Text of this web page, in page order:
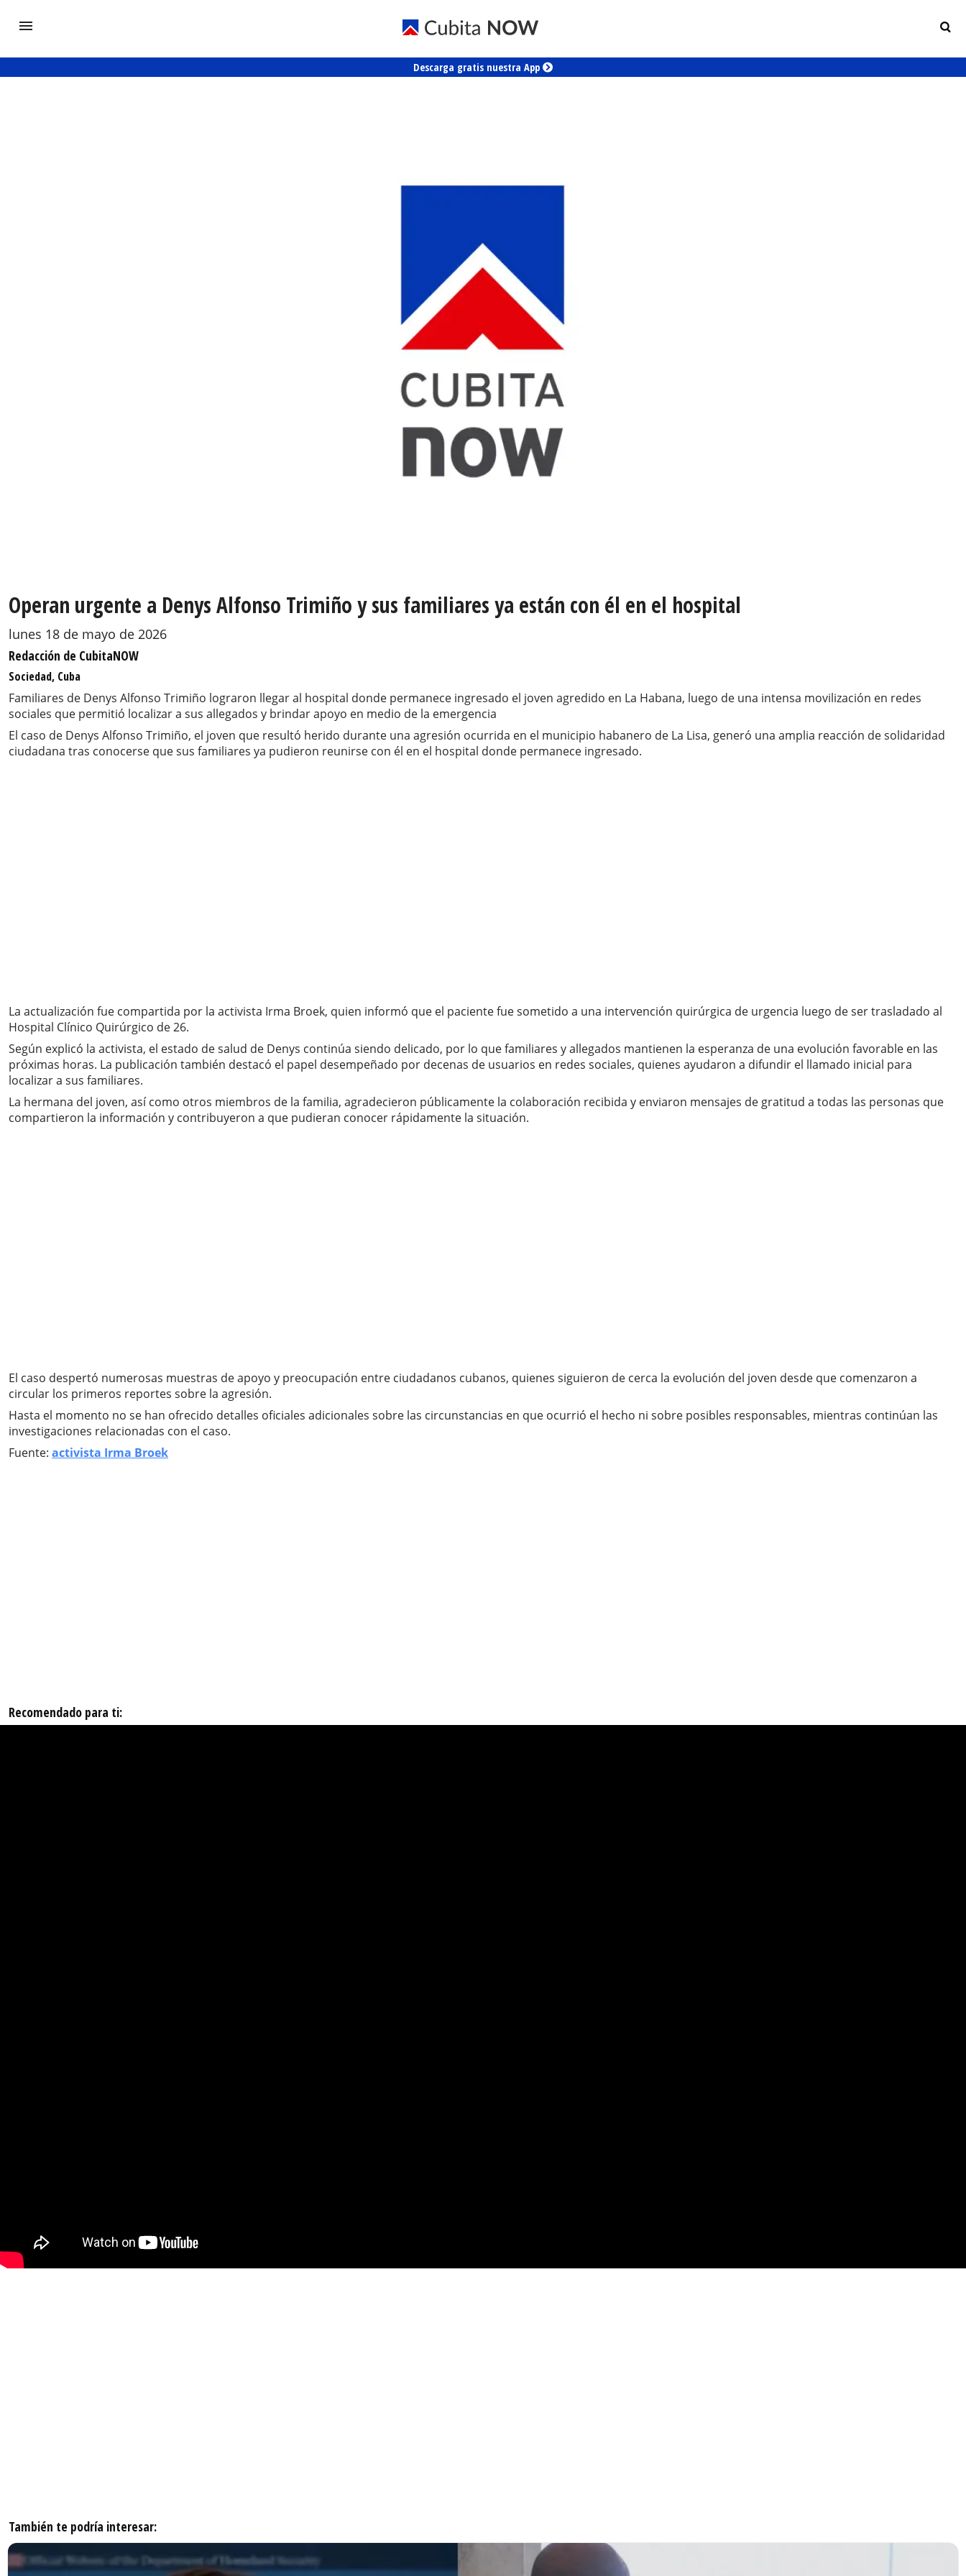
Descarga gratis nuestra App
Operan urgente a Denys Alfonso Trimiño y sus familiares ya están con él en el hospital
lunes 18 de mayo de 2026
Redacción de CubitaNOW
Sociedad, Cuba
Familiares de Denys Alfonso Trimiño lograron llegar al hospital donde permanece ingresado el joven agredido en La Habana, luego de una intensa movilización en redes
sociales que permitió localizar a sus allegados y brindar apoyo en medio de la emergencia
El caso de Denys Alfonso Trimiño, el joven que resultó herido durante una agresión ocurrida en el municipio habanero de La Lisa, generó una amplia reacción de solidaridad
ciudadana tras conocerse que sus familiares ya pudieron reunirse con él en el hospital donde permanece ingresado.
La actualización fue compartida por la activista Irma Broek, quien informó que el paciente fue sometido a una intervención quirúrgica de urgencia luego de ser trasladado al
Hospital Clínico Quirúrgico de 26.
Según explicó la activista, el estado de salud de Denys continúa siendo delicado, por lo que familiares y allegados mantienen la esperanza de una evolución favorable en las
próximas horas. La publicación también destacó el papel desempeñado por decenas de usuarios en redes sociales, quienes ayudaron a difundir el llamado inicial para
localizar a sus familiares.
La hermana del joven, así como otros miembros de la familia, agradecieron públicamente la colaboración recibida y enviaron mensajes de gratitud a todas las personas que
compartieron la información y contribuyeron a que pudieran conocer rápidamente la situación.
El caso despertó numerosas muestras de apoyo y preocupación entre ciudadanos cubanos, quienes siguieron de cerca la evolución del joven desde que comenzaron a
circular los primeros reportes sobre la agresión.
Hasta el momento no se han ofrecido detalles oficiales adicionales sobre las circunstancias en que ocurrió el hecho ni sobre posibles responsables, mientras continúan las
investigaciones relacionadas con el caso.
Fuente: activista Irma Broek
Recomendado para ti:
También te podría interesar: